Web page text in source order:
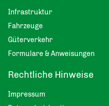
Infrastruktur
Fahrzeuge
Güterverkehr
Formulare & Anweisungen
Rechtliche Hinweise
Impressum